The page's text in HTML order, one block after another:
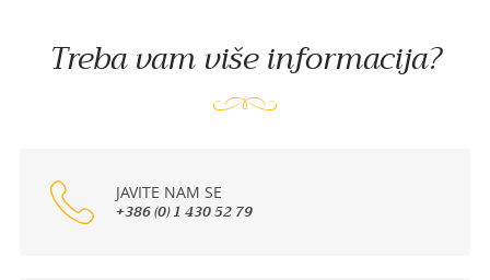
Treba vam više informacija?
JAVITE NAM SE
+386 (0) 1 430 52 79